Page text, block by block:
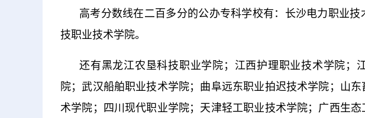
高考分数线在二百多分的公办专科学校有：长沙电力职业
技职业技术学院。
还有黑龙江农垦科技职业学院；江西护理职业技术学院；
院；武汉船舶职业技术学院；曲阜远东职业拍迟技术学院；山
术学院；四川现代职业学院；天津轻工职业技术学院；广西生